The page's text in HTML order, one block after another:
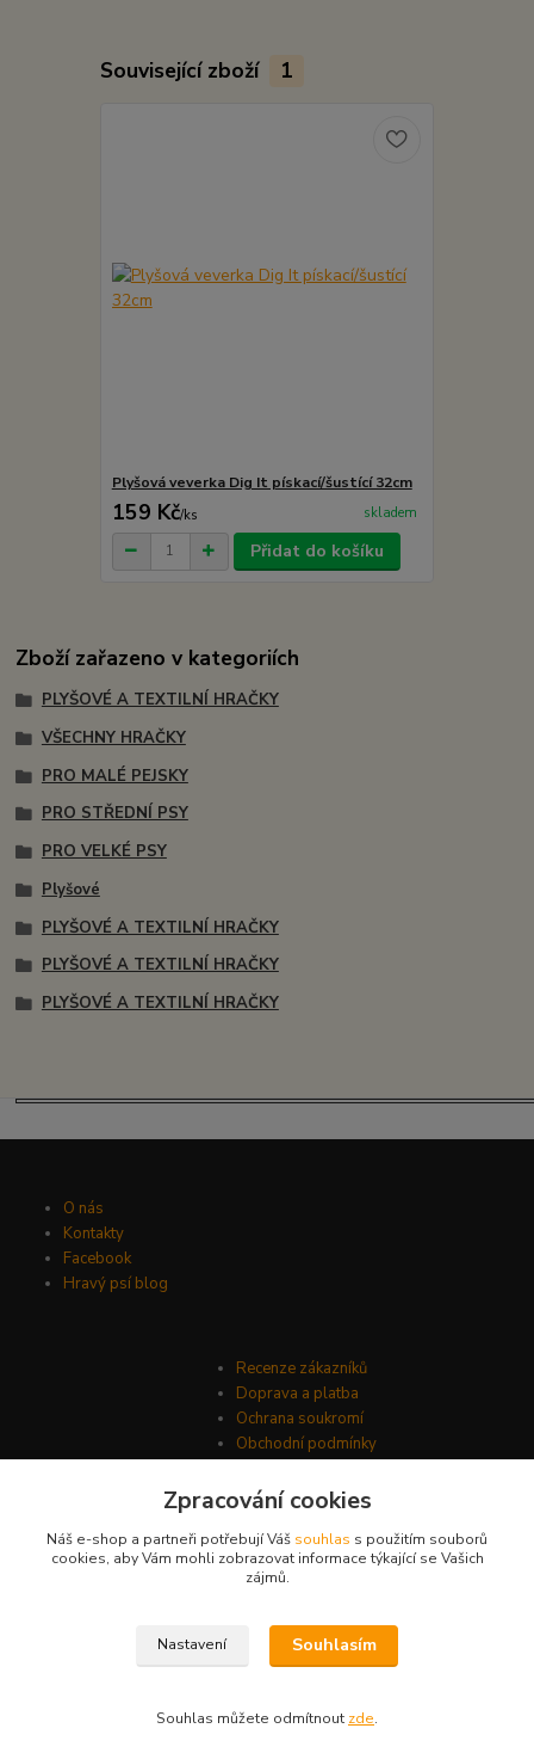
Související zboží 1
Plyšová veverka Dig It pískací/šustící 32cm
159 Kč/ks skladem
Přidat do košíku
Zboží zařazeno v kategoriích
PLYŠOVÉ A TEXTILNÍ HRAČKY
VŠECHNY HRAČKY
PRO MALÉ PEJSKY
PRO STŘEDNÍ PSY
PRO VELKÉ PSY
Plyšové
PLYŠOVÉ A TEXTILNÍ HRAČKY
PLYŠOVÉ A TEXTILNÍ HRAČKY
PLYŠOVÉ A TEXTILNÍ HRAČKY
O nás
Kontakty
Facebook
Hravý psí blog
Recenze zákazníků
Doprava a platba
Ochrana soukromí
Obchodní podmínky
© Psí-hračky.cz 2026
Zpracování cookies
Náš e-shop a partneři potřebují Váš souhlas s použitím souborů
cookies, aby Vám mohli zobrazovat informace týkající se Vašich
zájmů.
Nastavení Souhlasím
Souhlas můžete odmítnout zde.